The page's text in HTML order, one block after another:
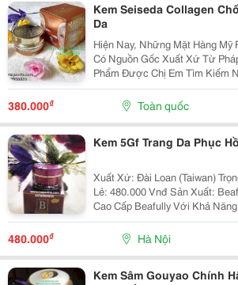
Kem Seiseda Collagen
Da
Hiện Nay, Những Mặt Hàng Mỹ
Có Nguồn Gốc Xuất Xứ Từ
Phẩm Được Chị Em Tìm Kiếm
Collagen Là Dòng Mỹ Phẩm
Seiseda Paris France . Mã Sản Phẩm: 3178040695153
Trọng L
380.000₫ Toàn quốc
Kem 5Gf Trang Da Phục
Xuất Xứ: Đài Loan (Taiwan) Trọng Lượng: 50G Giá Bán
Lẻ: 480.000 Vnđ Sản Xuất: Beafully Kem Dưỡng Da
Cao Cấp Beafully Với Khả
Lão Hóa: Ngăn Ngừa Sự Hình Thành Và Phát Triển Của
Mụn Cám. Giả Và Xóa Đi V
480.000₫ Hà Nội
Kem Sâm Gouyao Chính